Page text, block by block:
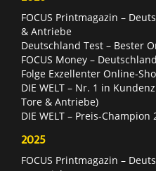
FOCUS Printmagazin –
& Antriebe
Deutschland Test – Bester
FOCUS Money –
Folge Exzellenter Online-
DIE WELT – Nr. 1 in
Tore & Antriebe)
DIE WELT – Preis-
2025
FOCUS Printmagazin –